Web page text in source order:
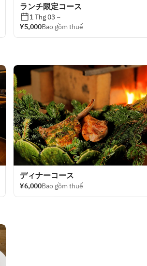
ランチ限定コース
1 Thg 03 ~
¥5,000Bao gồm thuế
ディナーコース
¥6,000Bao gồm thuế